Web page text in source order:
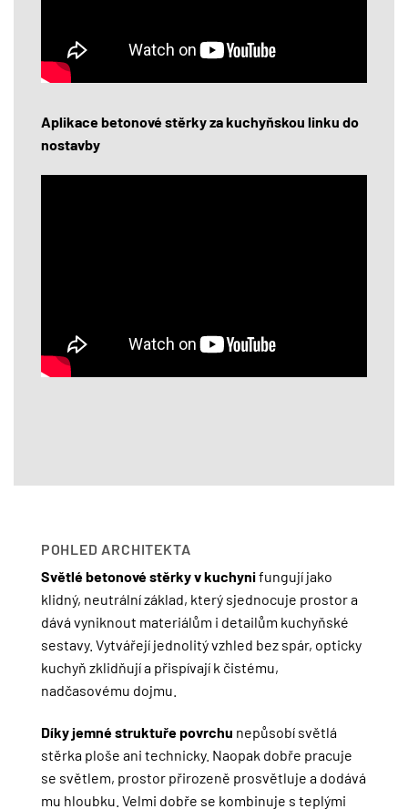
Aplikace betonové stěrky za kuchyňskou linku do
nostavby
POHLED ARCHITEKTA
Světlé betonové stěrky v kuchynifungují jako
klidný, neutrální základ, který sjednocuje prostor a
dává vyniknout materiálům i detailům kuchyňské
sestavy. Vytvářejí jednolitý vzhled bez spár, opticky
kuchyň zklidňují a přispívají k čistému,
nadčasovému dojmu.
Díky jemné struktuře povrchu nepůsobí světlá
stěrka ploše ani technicky. Naopak dobře pracuje
se světlem, prostor přirozeně prosvětluje a dodává
mu hloubku. Velmi dobře se kombinuje s teplými